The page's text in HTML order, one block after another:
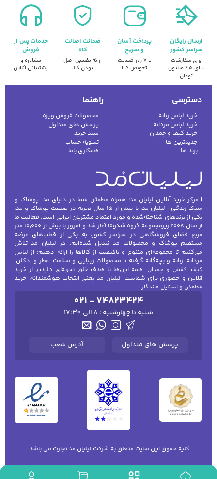
ارسال رایگان
سراسر کشور
برای سفارشات
بالای ۲.۵ میلیون
تومان
پرداخت آسان
و سریع
تا ۷ روز ضمانت
تعویض کالا
ضمانت اصالت
کالا
ارائه تضمین اصل
بودن کالا
خدمات پس از
فروش
مشاوره و
پشتیبانی آنلاین
دسترسی
خرید لباس زنانه
خرید لباس مردانه
خرید کیف و چمدان
جدیدترین ها
برند ها
راهنما
محصولات فروش ویژه
پرسش های متداول
سبد خرید
تسویه حساب
همکاری باما
| مرکز خرید آنلاین لیلیان مد؛ همراه مطمئن شما در دنیای مد، پوشاک و
سبک زندگی | لیلیان مد، با بیش از ۱۵ سال تجربه در صنعت پوشاک و مد،
یکی از برندهای شناخته‌شده و مورد اعتماد مشتریان ایرانی است. فعالیت ما
از سال ۲۰۰۸ زیرمجموعه گروه شکوفا آغاز شد و امروز با بیش از ۱۰٬۰۰۰ متر
مربع فضای فروشگاهی در سراسر کشور، به یکی از قطب‌های عرضه
مستقیم پوشاک و محصولات مد تبدیل شده‌ایم. در لیلیان مد تلاش
می‌کنیم تا مجموعه‌ای متنوع و باکیفیت از کالاها را ارائه دهیم؛ از لباس
مردانه، زنانه و بچه‌گانه گرفته تا محصولات زیبایی و سلامت، عطر و ادکلن،
کیف، کفش و چمدان. همه این‌ها با هدف خلق تجربه‌ای دلپذیر از خرید
آنلاین و حضوری برای شماست. لیلیان مد یعنی انتخاب هوشمندانه، خرید
مطمئن و استایل ماندگار.
021 - 74823424
شنبه تا چهارشنبه : 8 الی 17:30
پرسش های متداول آدرس شعب
کلیه حقوق این سایت متعلق به شرکت لیلیان مد تجارت می باشد.